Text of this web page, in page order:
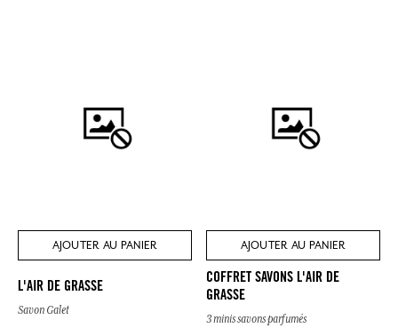
AJOUTER AU PANIER
L'AIR DE GRASSE
Savon Galet
AJOUTER AU PANIER
COFFRET SAVONS L'AIR DE
GRASSE
3 minis savons parfumés